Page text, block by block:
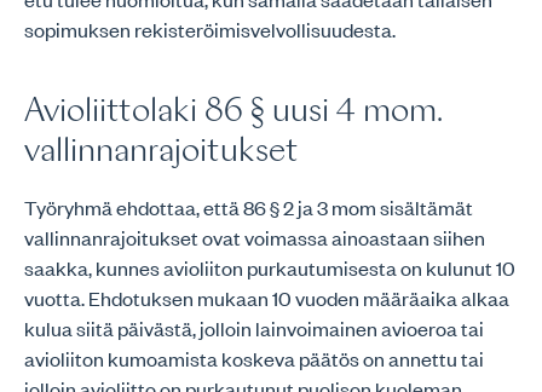
sopimuksen rekisteröimisvelvollisuudesta.
Avioliittolaki 86 § uusi 4 mom.
vallinnanrajoitukset
Työryhmä ehdottaa, että 86 § 2 ja 3 mom sisältämät
vallinnanrajoitukset ovat voimassa ainoastaan siihen
saakka, kunnes avioliiton purkautumisesta on kulunut 10
vuotta. Ehdotuksen mukaan 10 vuoden määräaika alkaa
kulua siitä päivästä, jolloin lainvoimainen avioeroa tai
avioliiton kumoamista koskeva päätös on annettu tai